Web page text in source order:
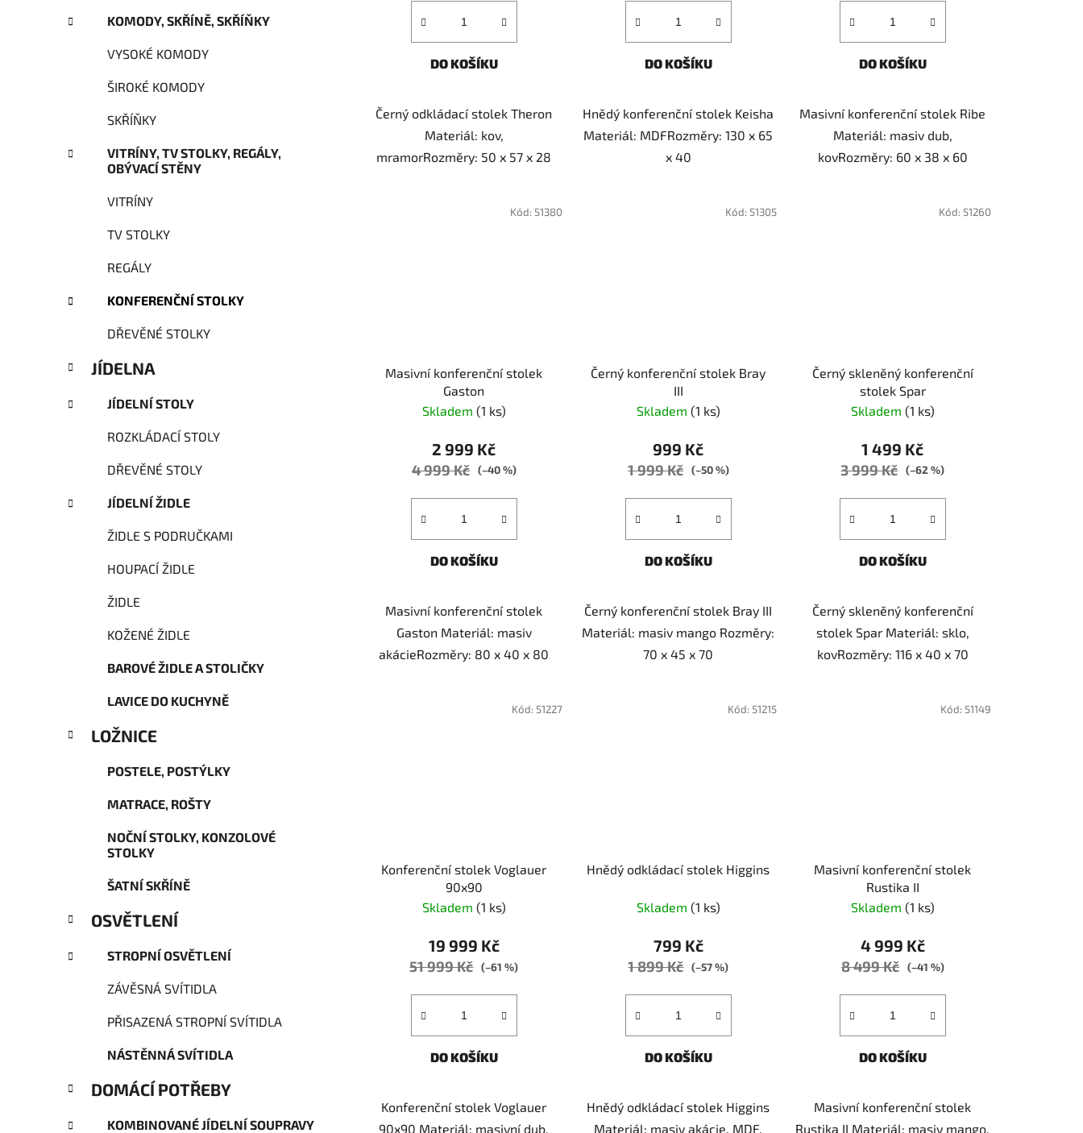
KOMODY, SKŘÍNĚ, SKŘÍŇKY
VYSOKÉ KOMODY
ŠIROKÉ KOMODY
SKŘÍŇKY
VITRÍNY, TV STOLKY, REGÁLY,
OBÝVACÍ STĚNY
VITRÍNY
TV STOLKY
REGÁLY
KONFERENČNÍ STOLKY
DŘEVĚNÉ STOLKY
JÍDELNA
JÍDELNÍ STOLY
ROZKLÁDACÍ STOLY
DŘEVĚNÉ STOLY
JÍDELNÍ ŽIDLE
ŽIDLE S PODRUČKAMI
HOUPACÍ ŽIDLE
ŽIDLE
KOŽENÉ ŽIDLE
BAROVÉ ŽIDLE A STOLIČKY
LAVICE DO KUCHYNĚ
LOŽNICE
POSTELE, POSTÝLKY
MATRACE, ROŠTY
NOČNÍ STOLKY, KONZOLOVÉ
STOLKY
ŠATNÍ SKŘÍNĚ
OSVĚTLENÍ
STROPNÍ OSVĚTLENÍ
ZÁVĚSNÁ SVÍTIDLA
PŘISAZENÁ STROPNÍ SVÍTIDLA
NÁSTĚNNÁ SVÍTIDLA
DOMÁCÍ POTŘEBY
KOMBINOVANÉ JÍDELNÍ SOUPRAVY
DO KOŠÍKU
Černý odkládací stolek Theron
Materiál: kov,
mramorRozměry: 50 x 57 x 28
DO KOŠÍKU
Hnědý konferenční stolek Keisha
Materiál: MDFRozměry: 130 x 65
x 40
DO KOŠÍKU
Masivní konferenční stolek Ribe
Materiál: masiv dub,
kovRozměry: 60 x 38 x 60
Masivní konferenční stolek
Gaston
Skladem (1 ks)
2 999 Kč
4 999 Kč (–40 %)
DO KOŠÍKU
Masivní konferenční stolek
Gaston Materiál: masiv
akácieRozměry: 80 x 40 x 80
Kód: 51380
Černý konferenční stolek Bray
III
Skladem (1 ks)
999 Kč
1 999 Kč (–50 %)
DO KOŠÍKU
Černý konferenční stolek Bray III
Materiál: masiv mango Rozměry:
70 x 45 x 70
Kód: 51305
Černý skleněný konferenční
stolek Spar
Skladem (1 ks)
1 499 Kč
3 999 Kč (–62 %)
DO KOŠÍKU
Černý skleněný konferenční
stolek Spar Materiál: sklo,
kovRozměry: 116 x 40 x 70
Kód: 51260
Konferenční stolek Voglauer
90x90
Skladem (1 ks)
19 999 Kč
51 999 Kč (–61 %)
DO KOŠÍKU
Konferenční stolek Voglauer
90x90 Materiál: masivní dub,
Kód: 51227
Hnědý odkládací stolek Higgins
Skladem (1 ks)
799 Kč
1 899 Kč (–57 %)
DO KOŠÍKU
Hnědý odkládací stolek Higgins
Materiál: masiv akácie, MDF,
Kód: 51215
Masivní konferenční stolek
Rustika II
Skladem (1 ks)
4 999 Kč
8 499 Kč (–41 %)
DO KOŠÍKU
Masivní konferenční stolek
Rustika II Materiál: masiv mango,
Kód: 51149